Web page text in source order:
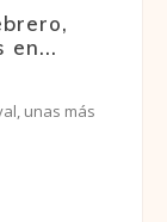
en...
unas más